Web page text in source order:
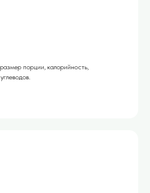
порции, калорийность,